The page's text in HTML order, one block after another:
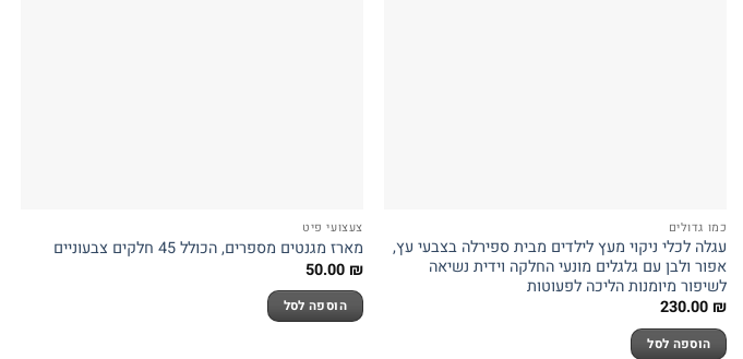
כמו גדולים
עגלה לכלי ניקוי מעץ לילדים מבית ספירלה בצבעי עץ,
אפור ולבן עם גלגלים מונעי החלקה וידית נשיאה
לשיפור מיומנות הליכה לפעוטות
230.00 ₪
הוספה לסל
צעצועי פיט
מארז מגנטים מספרים, הכולל 45 חלקים צבעוניים
50.00 ₪
הוספה לסל